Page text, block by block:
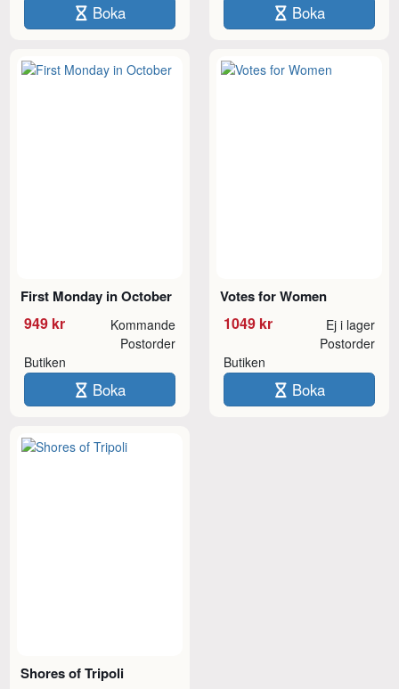
Boka Boka
First Monday in October
949 kr Kommande
Butiken
Postorder
Boka
Votes for Women
1049 kr Ej i lager
Butiken
Postorder
Boka
Shores of Tripoli